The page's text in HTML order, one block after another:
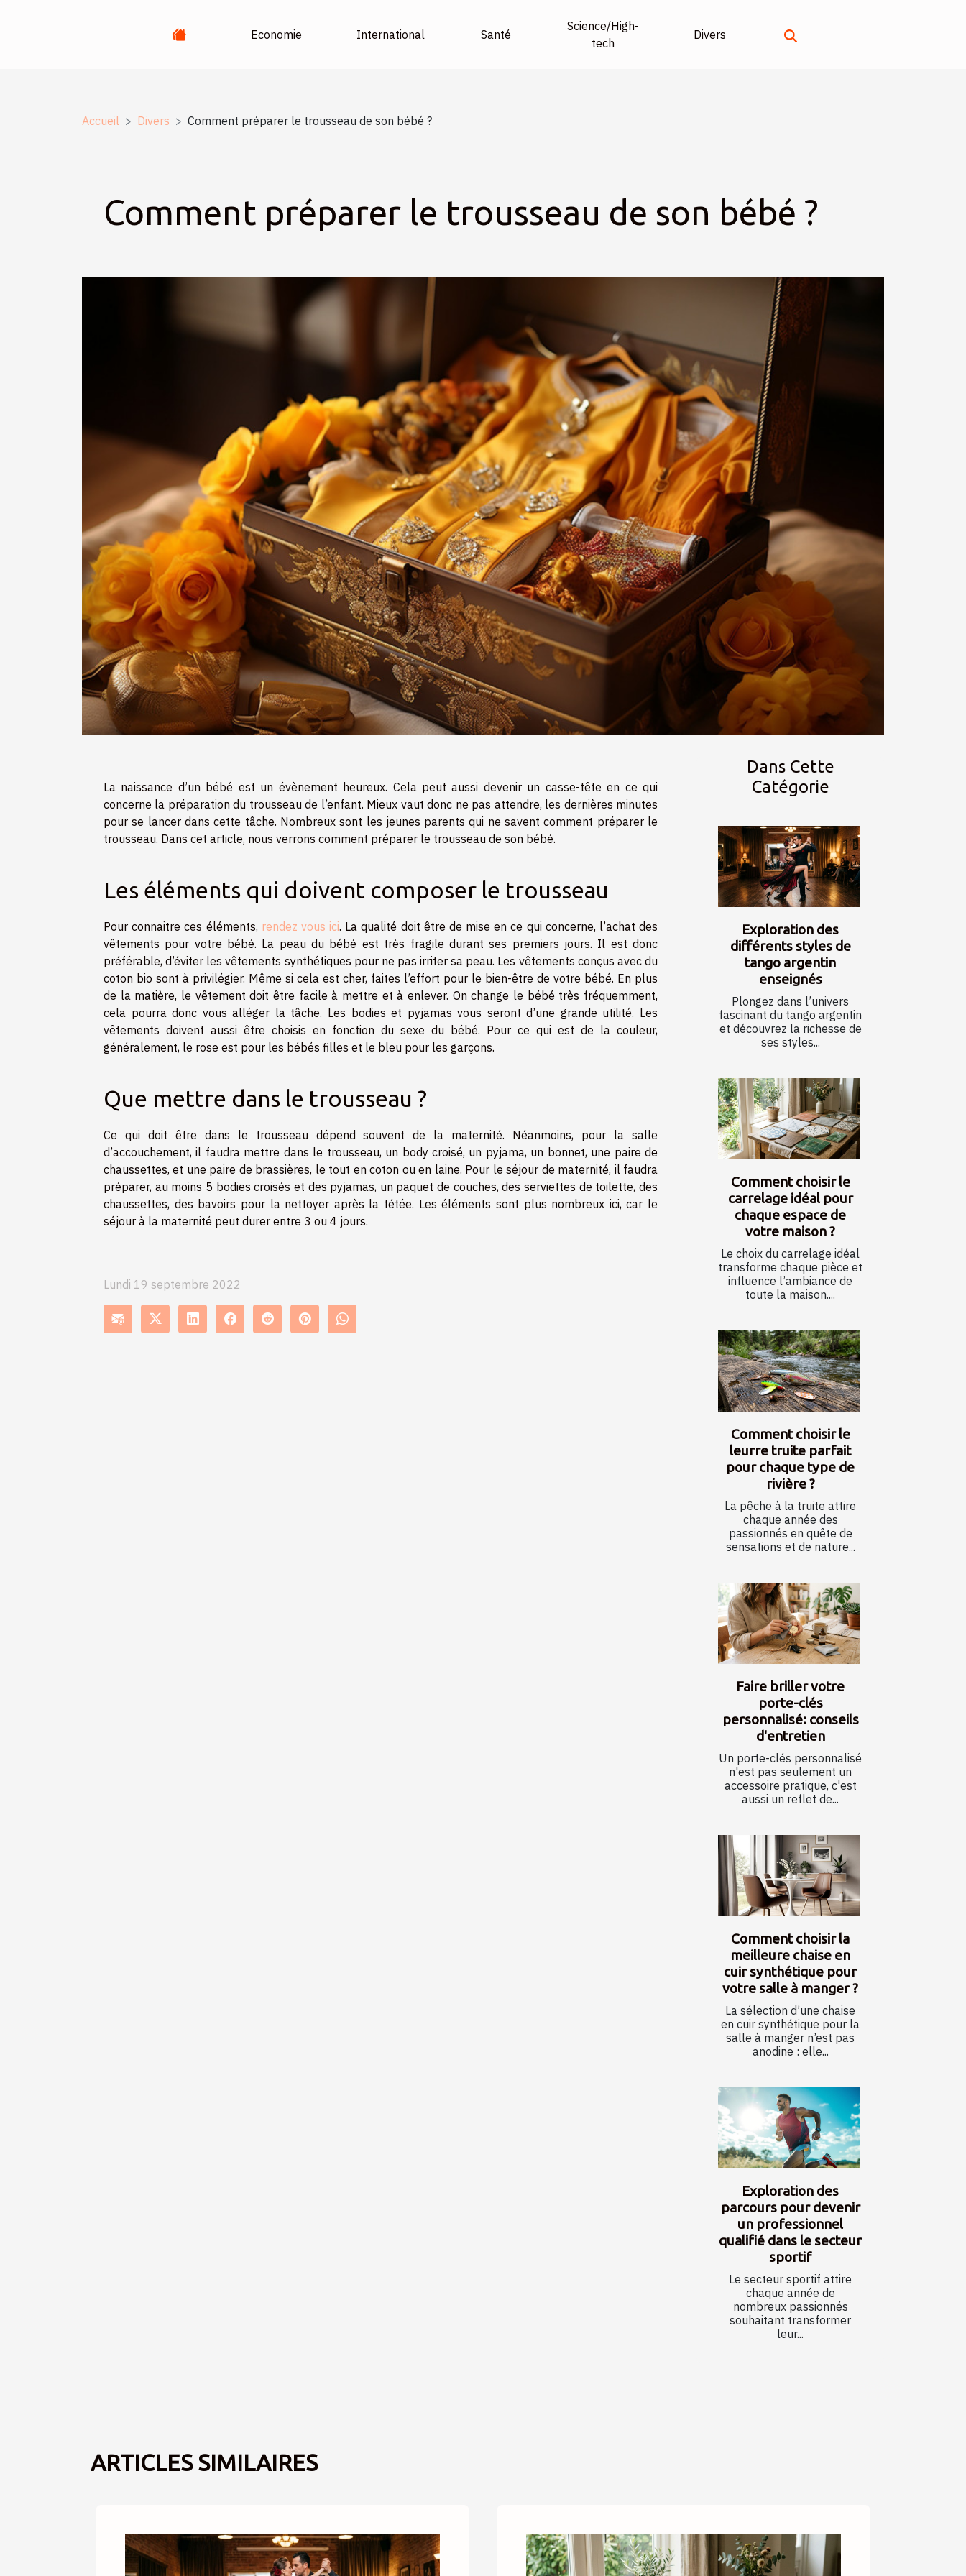
Economie International Santé
Science/High-
tech
Divers
Accueil Divers Comment préparer le trousseau de son bébé ?
Comment préparer le trousseau de son bébé ?
La naissance d’un bébé est un évènement heureux. Cela peut aussi devenir un casse-tête en ce qui
concerne la préparation du trousseau de l’enfant. Mieux vaut donc ne pas attendre, les dernières minutes
pour se lancer dans cette tâche. Nombreux sont les jeunes parents qui ne savent comment préparer le
trousseau. Dans cet article, nous verrons comment préparer le trousseau de son bébé.
Les éléments qui doivent composer le trousseau
Pour connaitre ces éléments, rendez vous ici. La qualité doit être de mise en ce qui concerne, l’achat des
vêtements pour votre bébé. La peau du bébé est très fragile durant ses premiers jours. Il est donc
préférable, d’éviter les vêtements synthétiques pour ne pas irriter sa peau. Les vêtements conçus avec du
coton bio sont à privilégier. Même si cela est cher, faites l’effort pour le bien-être de votre bébé. En plus
de la matière, le vêtement doit être facile à mettre et à enlever. On change le bébé très fréquemment,
cela pourra donc vous alléger la tâche. Les bodies et pyjamas vous seront d’une grande utilité. Les
vêtements doivent aussi être choisis en fonction du sexe du bébé. Pour ce qui est de la couleur,
généralement, le rose est pour les bébés filles et le bleu pour les garçons.
Que mettre dans le trousseau ?
Ce qui doit être dans le trousseau dépend souvent de la maternité. Néanmoins, pour la salle
d’accouchement, il faudra mettre dans le trousseau, un body croisé, un pyjama, un bonnet, une paire de
chaussettes, et une paire de brassières, le tout en coton ou en laine. Pour le séjour de maternité, il faudra
préparer, au moins 5 bodies croisés et des pyjamas, un paquet de couches, des serviettes de toilette, des
chaussettes, des bavoirs pour la nettoyer après la tétée. Les éléments sont plus nombreux ici, car le
séjour à la maternité peut durer entre 3 ou 4 jours.
Lundi 19 septembre 2022
Dans Cette
Catégorie
Exploration des
différents styles de
tango argentin
enseignés
Plongez dans l’univers
fascinant du tango argentin
et découvrez la richesse de
ses styles...
Comment choisir le
carrelage idéal pour
chaque espace de
votre maison ?
Le choix du carrelage idéal
transforme chaque pièce et
influence l’ambiance de
toute la maison....
Comment choisir le
leurre truite parfait
pour chaque type de
rivière ?
La pêche à la truite attire
chaque année des
passionnés en quête de
sensations et de nature...
Faire briller votre
porte-clés
personnalisé: conseils
d'entretien
Un porte-clés personnalisé
n'est pas seulement un
accessoire pratique, c'est
aussi un reflet de...
Comment choisir la
meilleure chaise en
cuir synthétique pour
votre salle à manger ?
La sélection d’une chaise
en cuir synthétique pour la
salle à manger n’est pas
anodine : elle...
Exploration des
parcours pour devenir
un professionnel
qualifié dans le secteur
sportif
Le secteur sportif attire
chaque année de
nombreux passionnés
souhaitant transformer
leur...
ARTICLES SIMILAIRES